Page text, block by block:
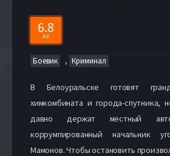
6.8
KP
Боевик , Криминал
В Белоуральске готовят
химкомбината и города-спутника,
давно держат местный
коррумпированный начальник
Мамонов. Чтобы остановить